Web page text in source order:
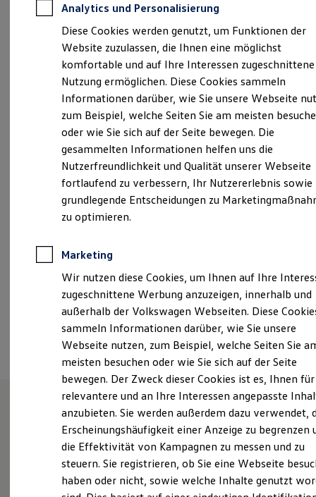
Für Privatkunden
Für Gewerbekunden
Profi Paket
TopDeal
Gebrauchtwagen
ProfiPartner für Gebrauchtwagen
Zertifizierte Gebrauchtwagen
Finanzierung
Für Privatkunden
Für Gewerbekunden
Leasing
Für Privatkunden
Für Gewerbekunden
Versicherungen & Garantien
Garantien
Kfz-Versicherung für Nutzfahrzeuge
Restschuldversicherung
Wartungsverträge
Reparatur & Service
Sommer-Special
Reparatur, Pflege & Inspektion
Servicetermin anfragen
Service-Vorteile bei Volkswagen Nutzfahrzeuge
ServicePlus
Economy Service
Räder & Reifen Service
Ersatzfahrzeuge
Notdienst und Pannenhilfe
Software, Konnektivität & Apps
California App
VW Connect für Ihren Transporter/Caravelle
VW Connect für Ihren Amarok
VW Connect für andere Modelle
Fleet Interface Data
Multistop Pathfinder
Übersicht Software Updates
Verantwortlich für die Inhalte auf dieser Seite ist die Autohaus
Rainer Seyfarth GmbH - Co. KG (Impressum & Rechtliches)
Seeberger Landstraße 1, 99867 Gotha
info@autohaus-seyfarth.de
+49 3621 45520
Montag-Freitag 07:00-18:00 Uhr
Samstag
09:00 -12:00 Uhr
Ansprechpartner
Termin vereinbaren
Herzlich willkommen im
Autohaus Rainer Seyfarth in
Gotha.
Analytics und Personalisierung
Diese Cookies werden genutzt, um Funktionen der
Website zuzulassen, die Ihnen eine möglichst
komfortable und auf Ihre Interessen zugeschnittene
Nutzung ermöglichen. Diese Cookies sammeln
Informationen darüber, wie Sie unsere Webseite
zum Beispiel, welche Seiten Sie am meisten
oder wie Sie sich auf der Seite bewegen. Die
gesammelten Informationen helfen uns die
Nutzerfreundlichkeit und Qualität unserer Webseite
fortlaufend zu verbessern, Ihr Nutzererlebnis sowie
grundlegende Entscheidungen zu
zu optimieren.
Marketing
Wir nutzen diese Cookies, um Ihnen auf Ihre
zugeschnittene Werbung anzuzeigen, innerhalb und
außerhalb der Volkswagen Webseiten. Diese
sammeln Informationen darüber, wie Sie unsere
Webseite nutzen, zum Beispiel, welche Seiten Sie
meisten besuchen oder wie Sie sich auf der Seite
bewegen. Der Zweck dieser Cookies ist es, Ihnen für
relevantere und an Ihre Interessen angepasste
anzubieten. Sie werden außerdem dazu verwendet,
Erscheinungshäufigkeit einer Anzeige zu begrenzen
die Effektivität von Kampagnen zu messen und zu
steuern. Sie registrieren, ob Sie eine Webseite
haben oder nicht, sowie welche Inhalte genutzt